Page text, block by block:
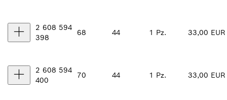
2 608 594
398
68 44 1 Pz. 33,00 EUR
2 608 594
400
70 44 1 Pz. 33,00 EUR